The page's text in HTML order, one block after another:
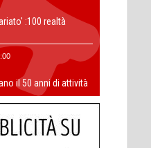
:100 realtà
il 50 anni di attività